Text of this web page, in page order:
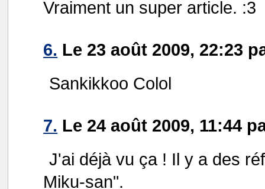
Vraiment un super article. :3
6. Le 23 août 2009, 22:23
Sankikkoo Colol
7. Le 24 août 2009, 11:44
J'ai déjà vu ça ! Il y a des
Miku-san".